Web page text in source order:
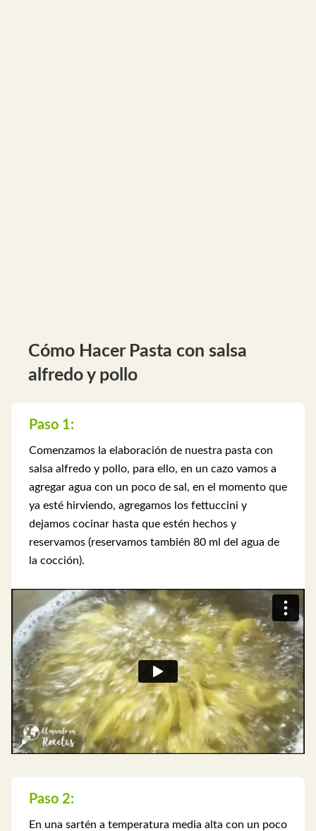
Cómo Hacer Pasta con salsa
alfredo y pollo
Paso 1:
Comenzamos la elaboración de nuestra pasta con
salsa alfredo y pollo, para ello, en un cazo vamos a
agregar agua con un poco de sal, en el momento que
ya esté hirviendo, agregamos los fettuccini y
dejamos cocinar hasta que estén hechos y
reservamos (reservamos también 80 ml del agua de
la cocción).
Paso 2:
En una sartén a temperatura media alta con un poco